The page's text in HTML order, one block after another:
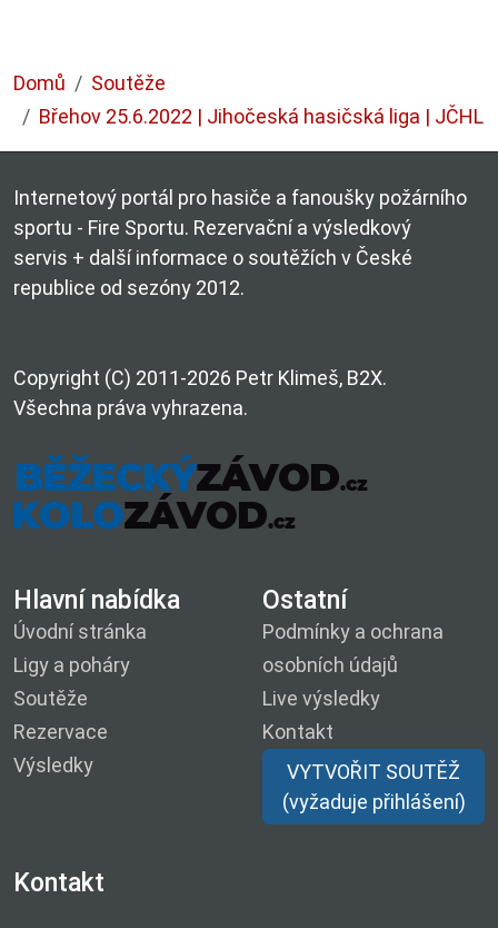
Domů
Soutěže
Břehov 25.6.2022 | Jihočeská hasičská liga | JČHL
Internetový portál pro hasiče a fanoušky požárního
sportu - Fire Sportu. Rezervační a výsledkový
servis + další informace o soutěžích v České
republice od sezóny 2012.
Copyright (C) 2011-2026 Petr Klimeš, B2X.
Všechna práva vyhrazena.
Hlavní nabídka
Úvodní stránka
Ligy a poháry
Soutěže
Rezervace
Výsledky
Ostatní
Podmínky a ochrana
osobních údajů
Live výsledky
Kontakt
VYTVOŘIT SOUTĚŽ
(vyžaduje přihlášení)
Kontakt